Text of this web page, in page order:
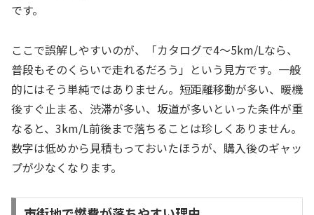
です。
ここで誤解しやすいのが、「カタログで4〜5km/Lなら、
普段もそのくらいで走れるだろう」という見方です。一般
的にはそう単純ではありません。短距離移動が多い、暖機
後すぐ止まる、渋滞が多い、坂道が多いといった条件が重
なると、3km/L前後まで落ちることは珍しくありません。
数字は低めから見積もっておいたほうが、購入後のギャッ
プが少なくなります。